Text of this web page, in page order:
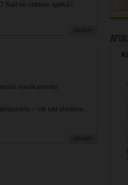
Kad tie stāsies spēkā?
Atbildēt
medikamentu
– cik tad efedrīna
Atbildēt